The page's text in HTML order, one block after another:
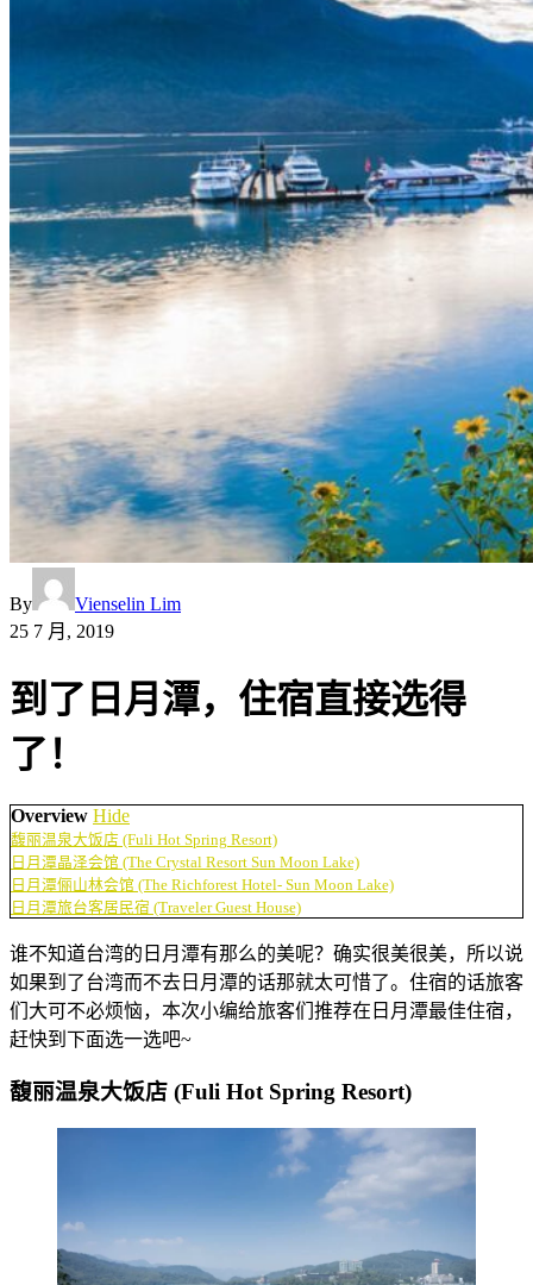
By
Vienselin Lim
25 7 月, 2019
到了日月潭，住宿直接选得
了！
Overview Hide
馥丽温泉大饭店 (Fuli Hot Spring Resort)
日月潭晶泽会馆 (The Crystal Resort Sun Moon Lake)
日月潭俪山林会馆 (The Richforest Hotel- Sun Moon Lake)
日月潭旅台客居民宿 (Traveler Guest House)
谁不知道台湾的日月潭有那么的美呢？确实很美很美，所以说
如果到了台湾而不去日月潭的话那就太可惜了。住宿的话旅客
们大可不必烦恼，本次小编给旅客们推荐在日月潭最佳住宿，
赶快到下面选一选吧~
馥丽温泉大饭店 (Fuli Hot Spring Resort)